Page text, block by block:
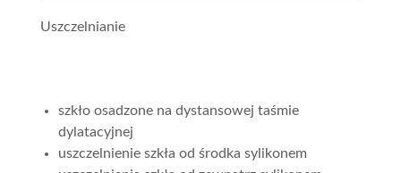
Uszczelnianie
szkło osadzone na dystansowej taśmie
dylatacyjnej
uszczelnienie szkła od środka sylikonem